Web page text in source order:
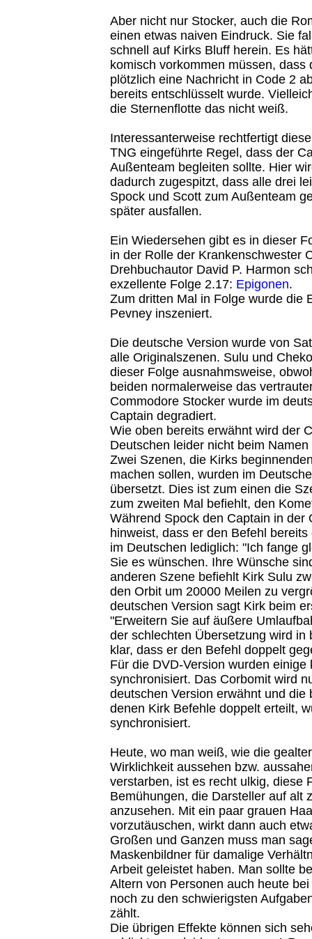
Aber nicht nur Stocker, auch die
einen etwas naiven Eindruck. Sie
schnell auf Kirks Bluff herein. Es
komisch vorkommen müssen, dass
plötzlich eine Nachricht in Code 2
bereits entschlüsselt wurde.
die Sternenflotte das nicht weiß.
Interessanterweise rechtfertigt
TNG eingeführte Regel, dass der
Außenteam begleiten sollte. Hier
dadurch zugespitzt, dass alle drei
Spock und Scott zum Außenteam
später ausfallen.
Ein Wiedersehen gibt es in dieser
in der Rolle der Krankenschwester
Drehbuchautor David P. Harmon
exzellente Folge 2.17: Epigonen.
Zum dritten Mal in Folge wurde die
Pevney inszeniert.
Die deutsche Version wurde von
alle Originalszenen. Sulu und
dieser Folge ausnahmsweise,
beiden normalerweise das
Commodore Stocker wurde im
Captain degradiert.
Wie oben bereits erwähnt wird der
Deutschen leider nicht beim Namen
Zwei Szenen, die Kirks
machen sollen, wurden im
übersetzt. Dies ist zum einen die
zum zweiten Mal befiehlt, den
Während Spock den Captain in der
hinweist, dass er den Befehl
im Deutschen lediglich: "Ich fange
Sie es wünschen. Ihre Wünsche
anderen Szene befiehlt Kirk Sulu
den Orbit um 20000 Meilen zu
deutschen Version sagt Kirk beim
"Erweitern Sie auf äußere
der schlechten Übersetzung wird in
klar, dass er den Befehl doppelt
Für die DVD-Version wurden einige
synchronisiert. Das Corbomit wird
deutschen Version erwähnt und die
denen Kirk Befehle doppelt erteilt,
synchronisiert.
Heute, wo man weiß, wie die
Wirklichkeit aussehen bzw.
verstarben, ist es recht ulkig, diese
Bemühungen, die Darsteller auf alt
anzusehen. Mit ein paar grauen
vorzutäuschen, wirkt dann auch
Großen und Ganzen muss man
Maskenbildner für damalige
Arbeit geleistet haben. Man sollte
Altern von Personen auch heute
noch zu den schwierigsten
zählt.
Die übrigen Effekte können sich